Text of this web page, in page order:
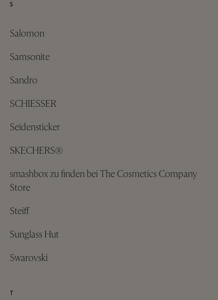
S
Salomon
Samsonite
Sandro
SCHIESSER
Seidensticker
SKECHERS®
smashbox zu finden bei The Cosmetics Company
Store
Steiff
Sunglass Hut
Swarovski